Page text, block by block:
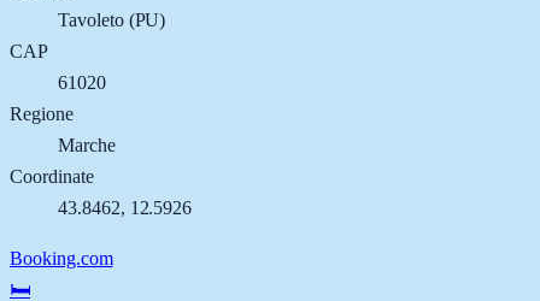
Tavoleto(PU)
CAP
61020
Regione
Marche
Coordinate
43.8462, 12.5926
Booking.com
🛏️